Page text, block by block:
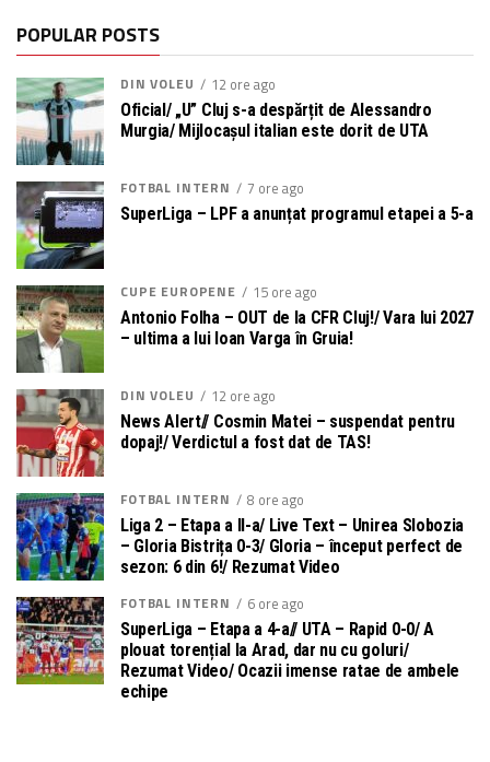
POPULAR POSTS
DIN VOLEU 12 ore ago
Oficial/ „U” Cluj s-a despărțit de Alessandro
Murgia/ Mijlocașul italian este dorit de UTA
FOTBAL INTERN 7 ore ago
SuperLiga – LPF a anunțat programul etapei a 5-a
CUPE EUROPENE 15 ore ago
Antonio Folha – OUT de la CFR Cluj!/ Vara lui 2027
– ultima a lui Ioan Varga în Gruia!
DIN VOLEU 12 ore ago
News Alert// Cosmin Matei – suspendat pentru
dopaj!/ Verdictul a fost dat de TAS!
FOTBAL INTERN 8 ore ago
Liga 2 – Etapa a II-a/ Live Text – Unirea Slobozia
– Gloria Bistrița 0-3/ Gloria – început perfect de
sezon: 6 din 6!/ Rezumat Video
FOTBAL INTERN
6 ore ago
SuperLiga – Etapa a 4-a// UTA – Rapid 0-0/ A
plouat torențial la Arad, dar nu cu goluri/
Rezumat Video/ Ocazii imense ratae de ambele
echipe